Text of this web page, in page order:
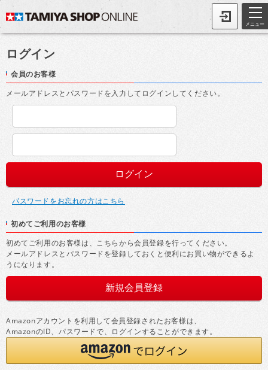
メニュー
ログイン
会員のお客様
メールアドレスとパスワードを入力してログインしてください。
パスワードをお忘れの方はこちら
初めてご利用のお客様
初めてご利用のお客様は、こちらから会員登録を行ってください。
メールアドレスとパスワードを登録しておくと便利にお買い物ができるよ
うになります。
Amazonアカウントを利用して会員登録されたお客様は、
AmazonのID、パスワードで、ログインすることができます。